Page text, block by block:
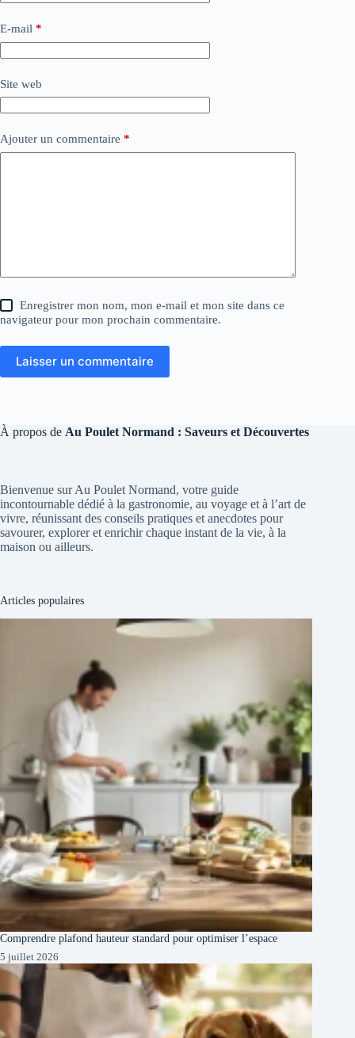
E-mail *
Site web
Ajouter un commentaire *
Enregistrer mon nom, mon e-mail et mon site dans ce
navigateur pour mon prochain commentaire.
Laisser un commentaire
À propos de Au Poulet Normand : Saveurs et Découvertes
Bienvenue sur Au Poulet Normand, votre guide
incontournable dédié à la gastronomie, au voyage et à l’art de
vivre, réunissant des conseils pratiques et anecdotes pour
savourer, explorer et enrichir chaque instant de la vie, à la
maison ou ailleurs.
Articles populaires
Comprendre plafond hauteur standard pour optimiser l’espace
5 juillet 2026